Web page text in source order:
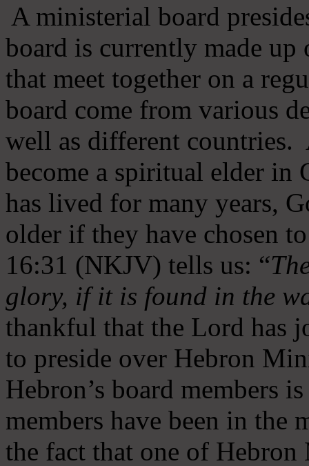
A ministerial board
board is currently made
that meet together on a
board come from various
well as different countries.
become a spiritual elder in
has lived for many years,
older if they have chosen
16:31 (NKJV) tells us: “
glory, if it is found in the
thankful that the Lord has
to preside over Hebron
Hebron’s board members
members have been in
the fact that one of